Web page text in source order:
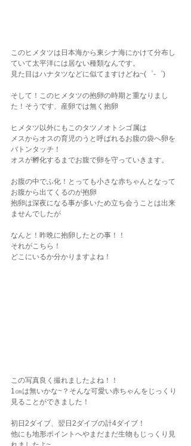
このヒメタツは日本海から東シナ海にかけて分布し
ていて太平洋には居ない種類なんです。
見た目はハナタツなどに似てますけどね~(゜-゜)
そして！このヒメタツの抱卵の時期と重なりまし
た！そうです、産卵では無く抱卵
ヒメタツ以外にもこのタツノオトシゴ属は
メスからオスの育児のうと呼ばれるお腹の袋へ卵を
バトンタッチ！
オスが孵化するまでお腹で卵を守っていきます。
お腹の中でふ化！とっても小さな赤ちゃんとなって
お腹から出てくるのが抱卵
抱卵は深夜になる事が多いため立ち会うことは出来
ませんでしたが
なんと！昨晩に抱卵したとの事！！
それがこちら！
どこにいるか分かりますよね！
この写真良く撮れましたよね！！
1㎝は無いかな~？そんな可愛い赤ちゃんをじっくり
見ることができました！
初日2ダイブ、翌日2ダイブの計4ダイブ！
他にも地形ポイントへやまだまだ生物もじっくり見